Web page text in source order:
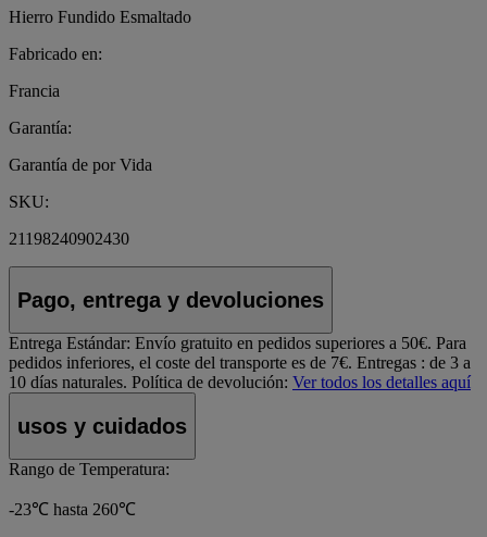
Hierro Fundido Esmaltado
Fabricado en:
Francia
Garantía:
Garantía de por Vida
SKU:
21198240902430
Pago, entrega y devoluciones
Entrega Estándar: Envío gratuito en pedidos superiores a 50€. Para
pedidos inferiores, el coste del transporte es de 7€. Entregas : de 3 a
10 días naturales. Política de devolución: Ver todos los detalles aquí
usos y cuidados
Rango de Temperatura:
-23℃ hasta 260℃